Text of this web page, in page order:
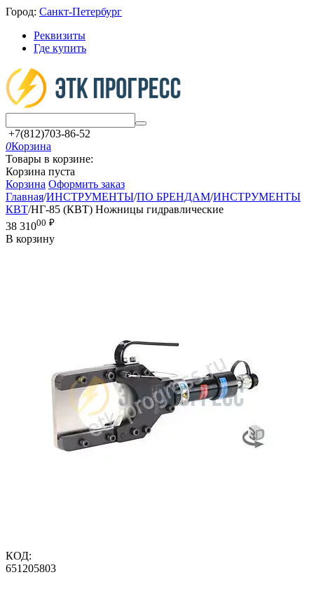
Город: Санкт-Петербург
Реквизиты
Где купить
+7(812)703-86-52
0Корзина
Товары в корзине:
Корзина пуста
Корзина Оформить заказ
Главная/ИНСТРУМЕНТЫ/ПО БРЕНДАМ/ИНСТРУМЕНТЫ
КВТ/НГ-85 (КВТ) Ножницы гидравлические
38 31000 ₽
В корзину
КОД:
651205803